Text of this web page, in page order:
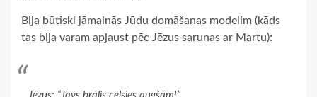
Bija būtiski jāmainās Jūdu domāšanas modelim (kāds
tas bija varam apjaust pēc Jēzus sarunas ar Martu):